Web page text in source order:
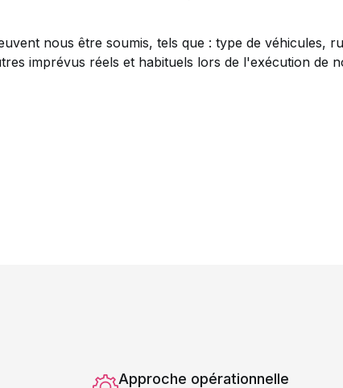
nous être soumis, tels que : type de véhicules,
imprévus réels et habituels lors de l'exécution de
Approche opérationnelle